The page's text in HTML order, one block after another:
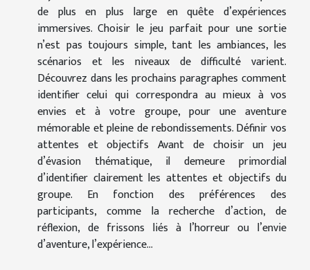
de plus en plus large en quête d’expériences
immersives. Choisir le jeu parfait pour une sortie
n’est pas toujours simple, tant les ambiances, les
scénarios et les niveaux de difficulté varient.
Découvrez dans les prochains paragraphes comment
identifier celui qui correspondra au mieux à vos
envies et à votre groupe, pour une aventure
mémorable et pleine de rebondissements. Définir vos
attentes et objectifs Avant de choisir un jeu
d’évasion thématique, il demeure primordial
d’identifier clairement les attentes et objectifs du
groupe. En fonction des préférences des
participants, comme la recherche d’action, de
réflexion, de frissons liés à l’horreur ou l’envie
d’aventure, l’expérience...